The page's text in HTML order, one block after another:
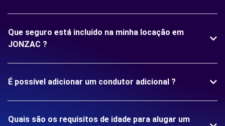
Que seguro está incluído na minha locação em
JONZAC ?
É possível adicionar um condutor adicional ?
Quais são os requisitos de idade para alugar um